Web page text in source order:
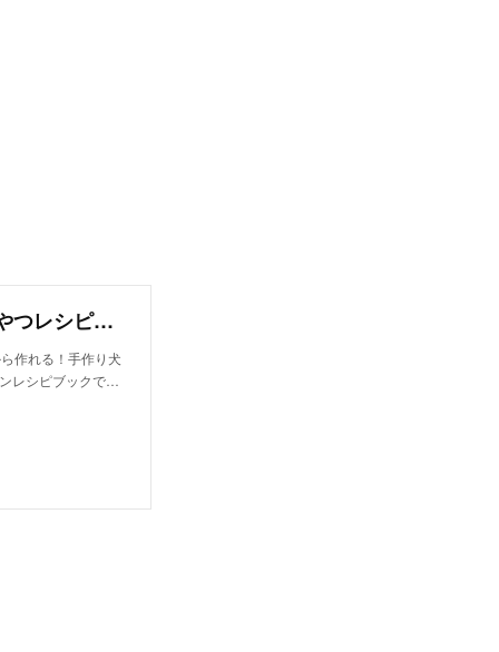
飲むお肉♪かぶと豚肉のシェイク（手作り犬おやつレシピ）/単品購入｜いちかわあやこ（犬ごはん先生）｜note
作れる！手作り犬
レシピブックで…